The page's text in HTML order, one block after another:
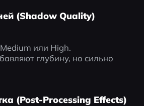
(Shadow Quality)
Medium или High.
глубину, но сильно
(Post-Processing Effects)